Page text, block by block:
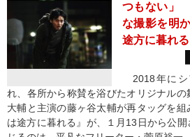
つもない」
な撮影を明
途方に暮れ
2018年にシ
れ、各所から称賛を浴びたオリジナル
大輔と主演の藤ヶ谷太輔が再タッグを
は途方に暮れる』が、１月13日から公